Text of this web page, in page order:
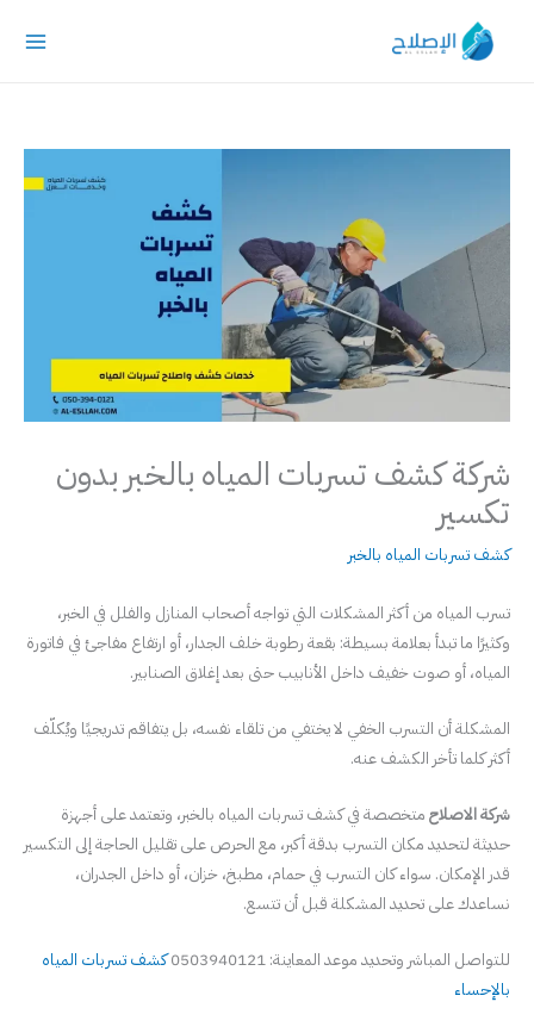
شركة كشف تسربات المياه بالخبر بدون
تكسير
كشف تسربات المياه بالخبر
تسرب المياه من أكثر المشكلات التي تواجه أصحاب المنازل والفلل في الخبر،
وكثيرًا ما تبدأ بعلامة بسيطة: بقعة رطوبة خلف الجدار، أو ارتفاع مفاجئ في فاتورة
المياه، أو صوت خفيف داخل الأنابيب حتى بعد إغلاق الصنابير.
المشكلة أن التسرب الخفي لا يختفي من تلقاء نفسه، بل يتفاقم تدريجيًا ويُكلّف
أكثر كلما تأخر الكشف عنه.
شركة الاصلاحمتخصصة في كشف تسربات المياه بالخبر، وتعتمد على أجهزة
حديثة لتحديد مكان التسرب بدقة أكبر، مع الحرص على تقليل الحاجة إلى التكسير
قدر الإمكان. سواء كان التسرب في حمام، مطبخ، خزان، أو داخل الجدران،
نساعدك على تحديد المشكلة قبل أن تتسع.
للتواصل المباشر وتحديد موعد المعاينة: 0503940121
كشف تسربات المياه
بالإحساء